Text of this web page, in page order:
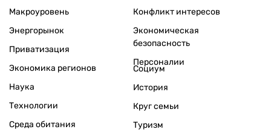
Макроуровень
Энергорынок
Приватизация
Экономика регионов
Конфликт интересов
Экономическая
безопасность
Персоналии
Наука
Технологии
Среда обитания
Социум
История
Круг семьи
Туризм